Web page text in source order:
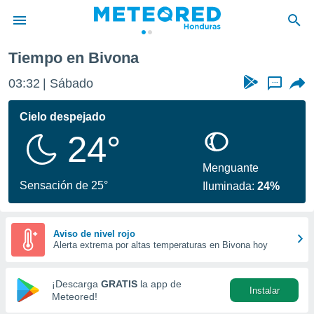
de
ha sido
calidad.
a este
las
y
forma
digital
basada
Tiempo en Bivona
03:32 Sábado ...
Cielo despejado
24°
Sensación de 25°
Menguante
Iluminada:24%
Aviso de nivel rojo
Alerta extrema por altas temperaturas en Bivona hoy
¡Descarga GRATIS la app de
Meteored!
Instalar